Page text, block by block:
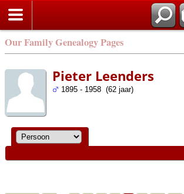
Our Family Genealogy Pages
Pieter Leenders
1895 - 1958 (62 jaar)